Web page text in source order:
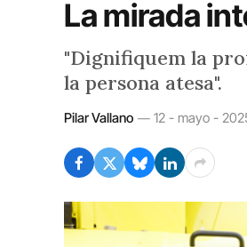
La mirada
"Dignifiquem la
la persona atesa".
Pilar Vallano 12 - mayo -